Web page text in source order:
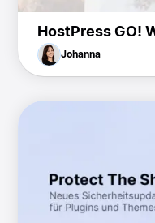
HostPress GO!
Johanna